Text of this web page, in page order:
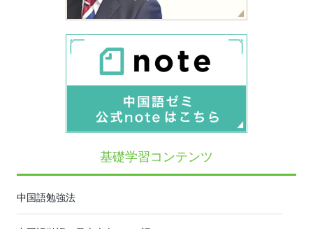
基礎学習コンテンツ
中国語勉強法